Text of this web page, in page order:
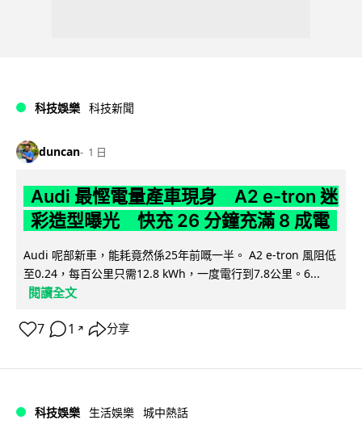
科技娛樂 科技新聞
duncan 1 日
Audi 最慳電量產車現身 A2 e-tron 迷
彩造型曝光 快充 26 分鐘充滿 8 成電
Audi 呢部新車，能耗竟然係25年前嘅一半。 A2 e-tron 風阻低
至0.24，每百公里只需12.8 kWh，一度電行到7.8公里。6...
閱讀全文
7 1 ↗ 分享
科技娛樂 生活娛樂 城中熱話